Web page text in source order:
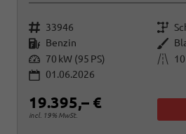
Fahrzeugnr. 33946 Getriebe
Kraftstoff Benzin Außenfarbe
Leistung 70 kW (95 PS) Kilometerstand
01.06.2026
19.395,– €
incl. 19% MwSt.